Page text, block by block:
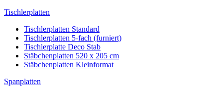
Tischlerplatten
Tischlerplatten Standard
Tischlerplatten 5-fach (furniert)
Tischlerplatte Deco Stab
Stäbchenplatten 520 x 205 cm
Stäbchenplatten Kleinformat
Spanplatten